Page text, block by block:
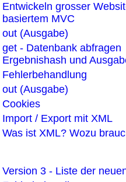
Entwickeln grosser
basiertem MVC
out (Ausgabe)
get - Datenbank abfragen
Ergebnishash und
Fehlerbehandlung
out (Ausgabe)
Cookies
Import / Export mit XML
Was ist XML? Wozu
Version 3 - Liste der